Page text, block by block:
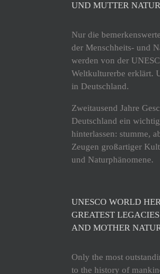
ND MUTTER NATUR
Nur die
der Menschheits- und
werden von der
Weltkulturerbe erklärt.
in Deutschland.
Zweitausend Jahre
Deutschland ein
hinterlassen: stumme,
Zeugen großartiger
und Naturphänomene.
UNESCO WORLD
GREATEST
AND MOTHER
Only the most
to the history of